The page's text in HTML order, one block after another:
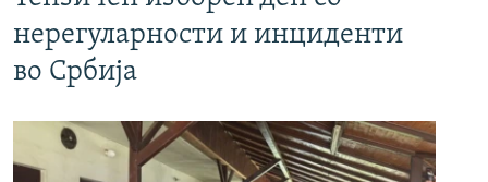
нерегуларности и инциденти
во Србија